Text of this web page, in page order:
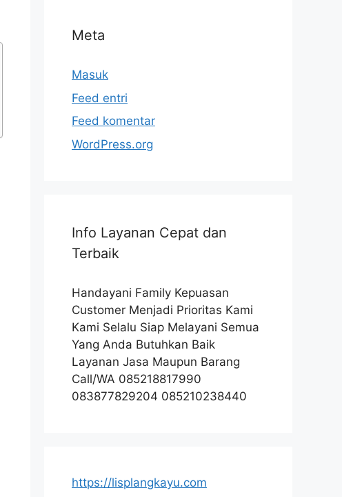
Meta
Masuk
Feed entri
Feed komentar
WordPress.org
Info Layanan Cepat dan
Terbaik
Handayani Family Kepuasan
Customer Menjadi Prioritas Kami
Kami Selalu Siap Melayani Semua
Yang Anda Butuhkan Baik
Layanan Jasa Maupun Barang
Call/WA 085218817990
083877829204 085210238440
https://lisplangkayu.com